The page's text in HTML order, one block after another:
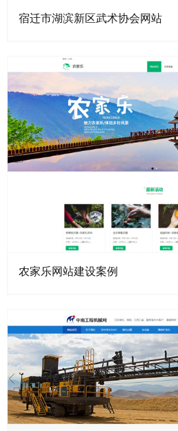
宿迁市湖滨新区武术协会网站
农家乐网站建设案例